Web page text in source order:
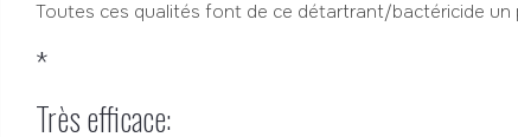
Toutes ces qualités font de ce détartrant/bactéricide un
*
Très efficace: